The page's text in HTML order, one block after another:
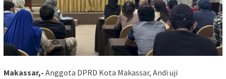
Makassar,- Anggota DPRD Kota Makassar, Andi uji